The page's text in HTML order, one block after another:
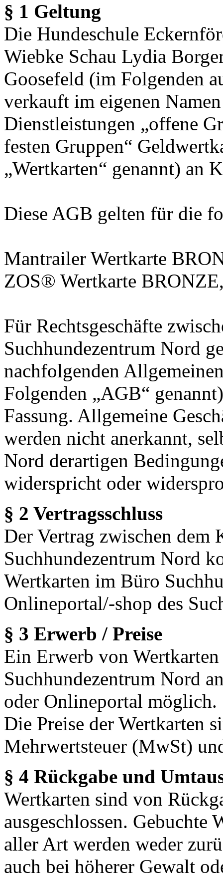
§ 1 Geltung
Die Hundeschule
Wiebke Schau Lydia
Goosefeld (im Folgenden
verkauft im eigenen
Dienstleistungen „offene
festen Gruppen“
„Wertkarten“ genannt) an
Diese AGB gelten für die
Mantrailer Wertkarte
ZOS® Wertkarte
Für Rechtsgeschäfte
Suchhundezentrum Nord
nachfolgenden
Folgenden „AGB“
Fassung. Allgemeine
werden nicht anerkannt,
Nord derartigen
widerspricht oder
§ 2 Vertragsschluss
Der Vertrag zwischen dem
Suchhundezentrum Nord
Wertkarten im Büro
Onlineportal/-shop des
§ 3 Erwerb / Preise
Ein Erwerb von
Suchhundezentrum Nord
oder Onlineportal möglich.
Die Preise der Wertkarten
Mehrwertsteuer (MwSt)
§ 4 Rückgabe und
Wertkarten sind von
ausgeschlossen. Gebuchte
aller Art werden weder
auch bei höherer Gewalt